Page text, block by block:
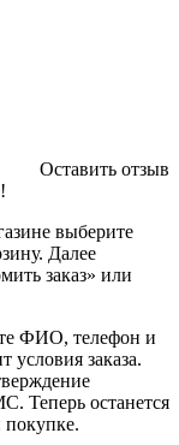
Оставить отзыв
выберите
Далее
заказ» или
ФИО, телефон и
условия заказа.
Теперь останется
покупке.